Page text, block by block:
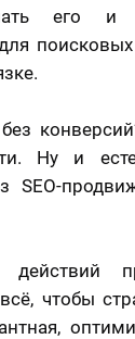
его и
Ну и
SEO-
действий
чтобы